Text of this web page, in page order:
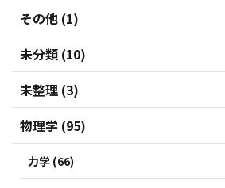
その他 (1)
未分類 (10)
未整理 (3)
物理学 (95)
力学 (66)